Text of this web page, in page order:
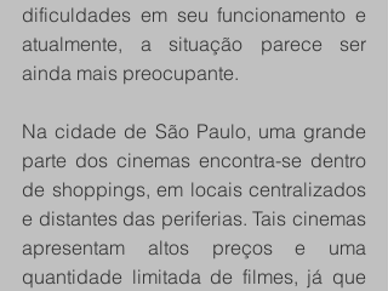
dificuldades em seu funcionamento e
atualmente, a situação parece ser
ainda mais preocupante.
Na cidade de São Paulo, uma grande
parte dos cinemas encontra-se dentro
de shoppings, em locais centralizados
e distantes das periferias. Tais cinemas
apresentam altos preços e uma
quantidade limitada de filmes, já que